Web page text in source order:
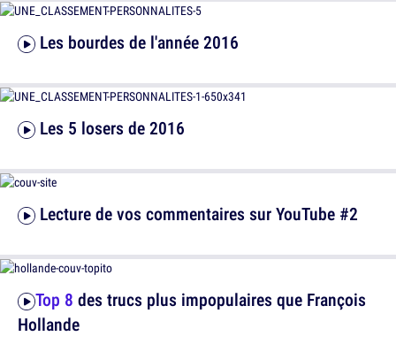
Les bourdes de l'année 2016
Lecture de vos commentaires sur YouTube #2
Les 5 losers de 2016
Top 8 des trucs plus impopulaires que François
Hollande